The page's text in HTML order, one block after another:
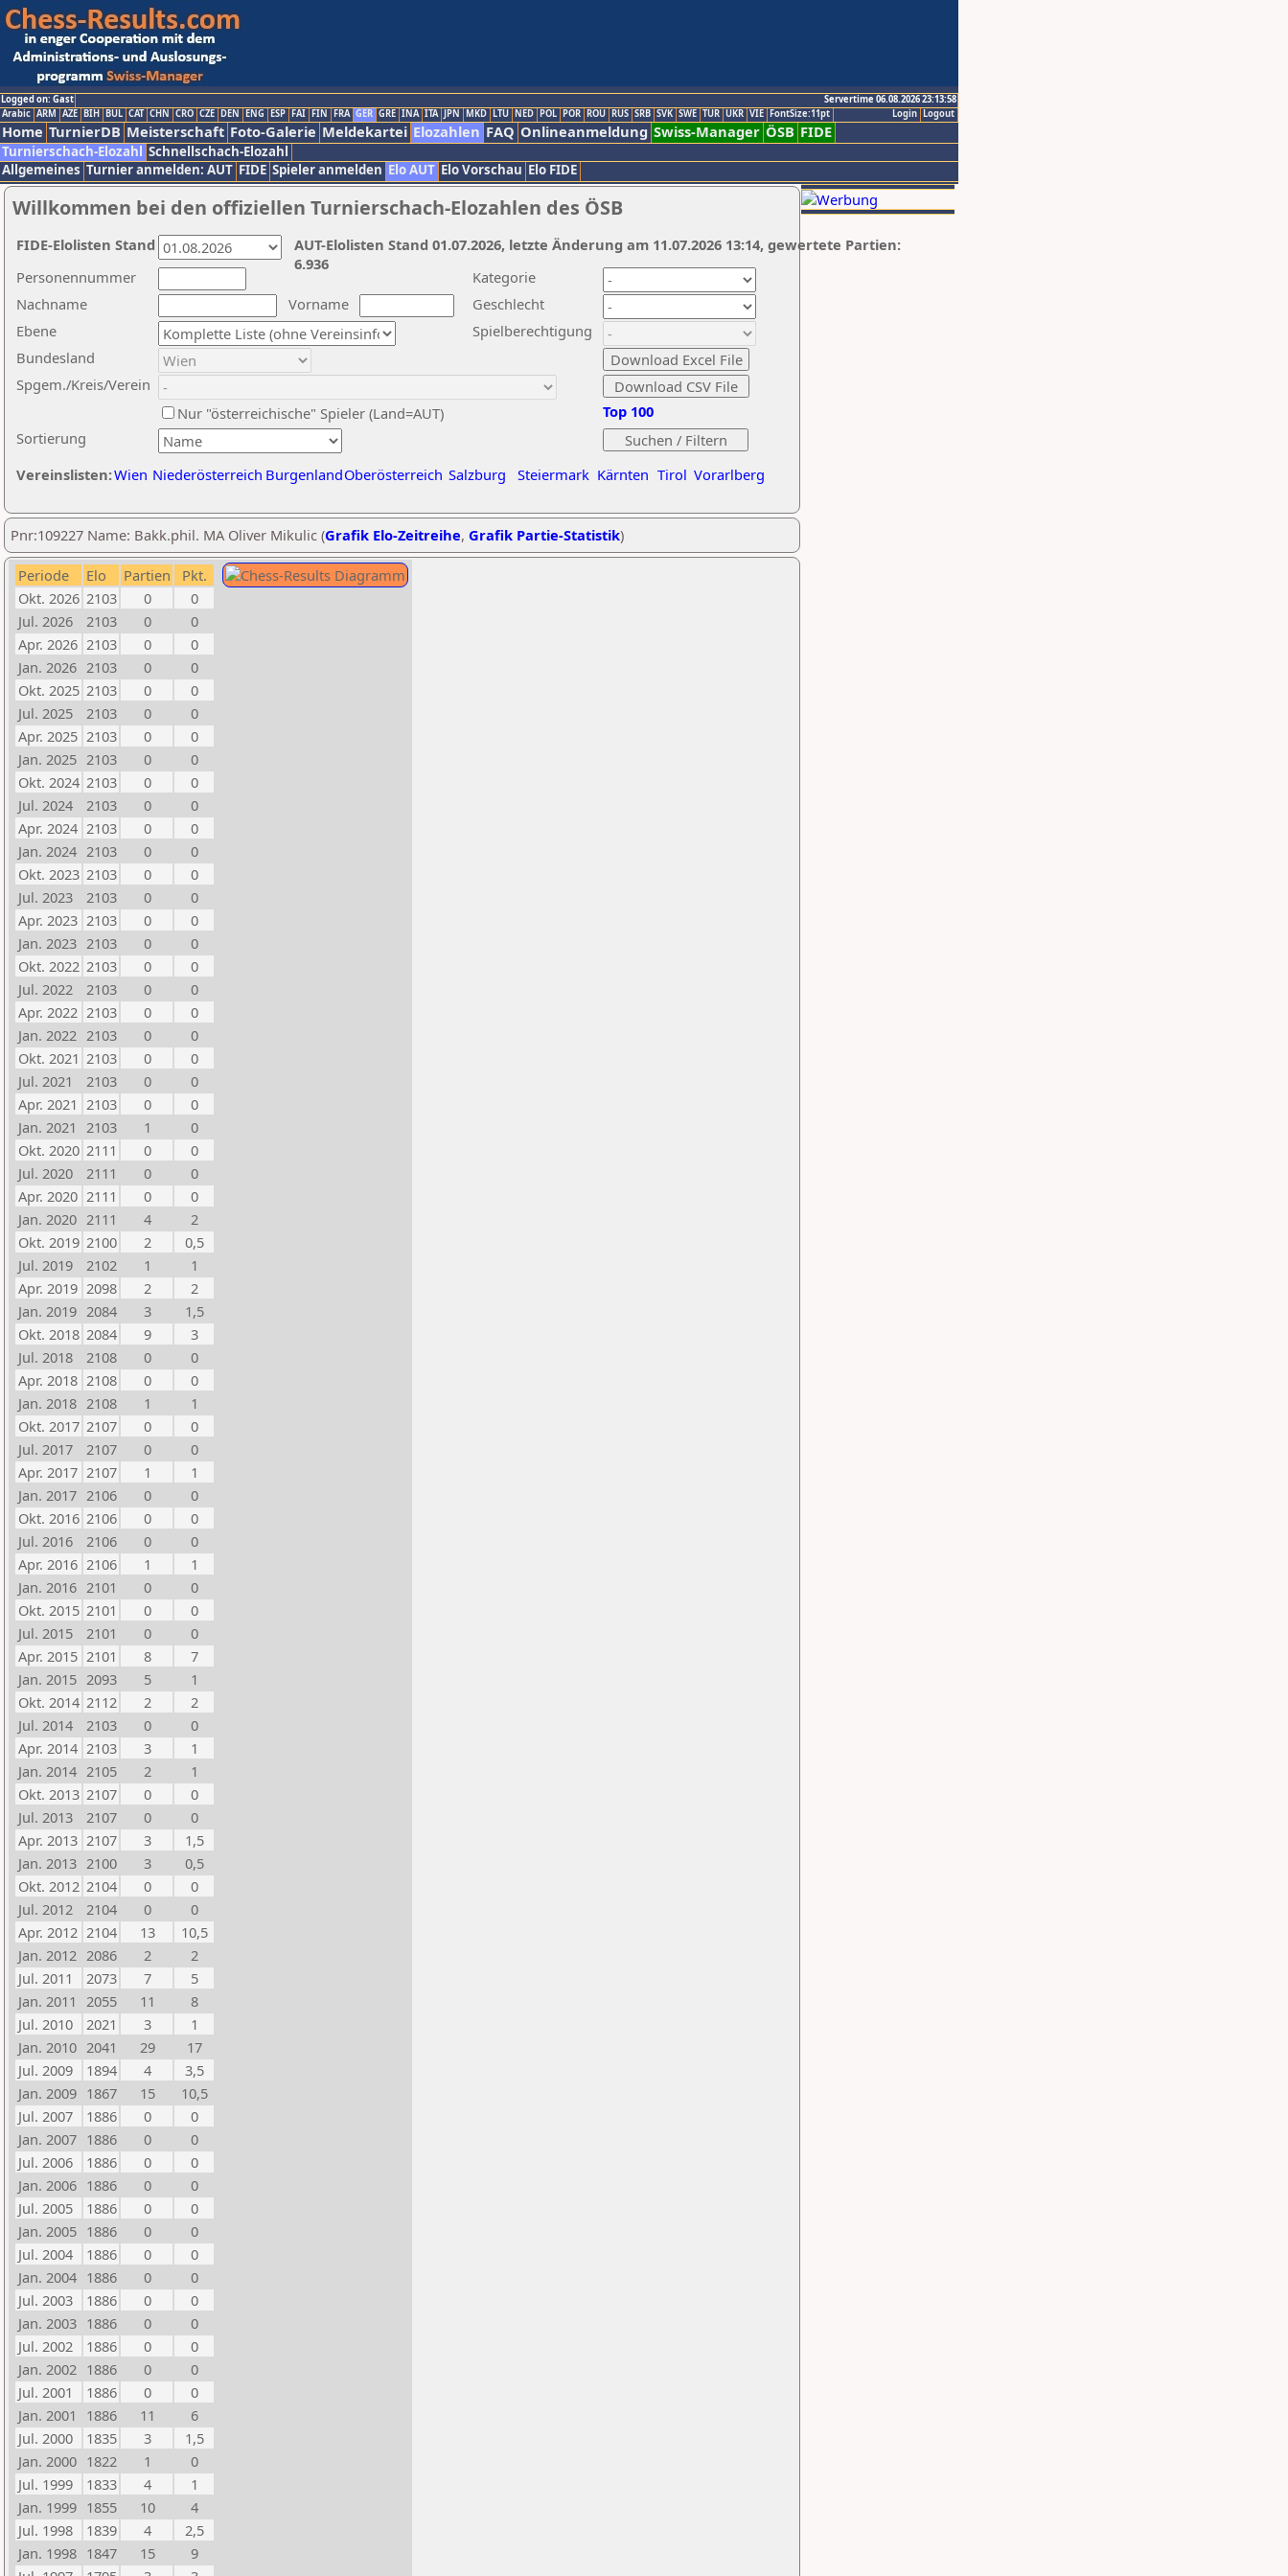
Logged on: Gast
Servertime 06.08.2026 23:13:58
Logout
Login
Arabic ARM AZE BIH BUL CAT CHN CRO CZE DEN ENG ESP FAI FIN FRA GER GRE INA ITA JPN MKD LTU NED POL POR ROU RUS SRB SVK SWE TUR UKR VIE FontSize:11pt
Home TurnierDB Meisterschaft Foto-Galerie Meldekartei Elozahlen FAQ Onlineanmeldung Swiss-Manager ÖSB FIDE
Turnierschach-Elozahl Schnellschach-Elozahl
Allgemeines Turnier anmelden: AUT FIDE Spieler anmelden Elo AUT Elo Vorschau Elo FIDE
Willkommen bei den offiziellen Turnierschach-Elozahlen des ÖSB
Nachname
Vorname
Ebene
Kategorie
Sortierung
Personennummer
Bundesland
Spgem./Kreis/Verein
Geschlecht
Nur "österreichische" Spieler (Land=AUT)
Spielberechtigung
Vereinslisten:Wien Niederösterreich BurgenlandOberösterreich Salzburg Steiermark Kärnten Tirol Vorarlberg
Top 100
AUT-Elolisten Stand 01.07.2026, letzte Änderung am 11.07.2026 13:14, gewertete Partien:
6.936
FIDE-Elolisten Stand
Pnr:109227 Name: Bakk.phil. MA Oliver Mikulic (Grafik Elo-Zeitreihe, Grafik Partie-Statistik)
Periode Elo Partien
Pkt.
Okt. 2026 2103 0
0
Jul. 2026
2103 0
0
Apr. 2026 2103 0
0
Jan. 2026 2103 0
0
Okt. 2025 2103 0
0
Jul. 2025
2103 0
0
Apr. 2025 2103 0
0
Jan. 2025 2103 0
0
Okt. 2024 2103 0
0
Jul. 2024
2103 0
0
Apr. 2024 2103 0
0
Jan. 2024 2103 0
0
Okt. 2023 2103 0
0
Jul. 2023
2103 0
0
Apr. 2023 2103 0
0
Jan. 2023 2103 0
0
Okt. 2022 2103 0
0
Jul. 2022
2103 0
0
Apr. 2022 2103 0
0
Jan. 2022 2103 0
0
Okt. 2021 2103 0
0
Jul. 2021
2103 0
0
Apr. 2021 2103 0
0
Jan. 2021 2103 1
0
Okt. 2020 2111 0
0
Jul. 2020
2111 0
0
Apr. 2020 2111 0
0
Jan. 2020 2111 4
2
Okt. 2019 2100 2
0,5
Jul. 2019
2102 1
1
Apr. 2019 2098 2
2
Jan. 2019 2084 3
1,5
Okt. 2018 2084 9
3
Jul. 2018
2108 0
0
Apr. 2018 2108 0
0
Jan. 2018 2108 1
1
Okt. 2017 2107 0
0
Jul. 2017
2107 0
0
Apr. 2017 2107 1
1
Jan. 2017 2106 0
0
Okt. 2016 2106 0
0
Jul. 2016
2106 0
0
Apr. 2016 2106 1
1
Jan. 2016 2101 0
0
Okt. 2015 2101 0
0
Jul. 2015
2101 0
0
Apr. 2015 2101 8
7
Jan. 2015 2093 5
1
Okt. 2014 2112 2
2
Jul. 2014
2103 0
0
Apr. 2014 2103 3
1
Jan. 2014 2105 2
1
Okt. 2013 2107 0
0
Jul. 2013
2107 0
0
Apr. 2013 2107 3
1,5
Jan. 2013 2100 3
0,5
Okt. 2012 2104 0
0
Jul. 2012
2104 0
0
Apr. 2012 2104 13
10,5
Jan. 2012 2086 2
2
Jul. 2011
2073 7
5
Jan. 2011 2055 11
8
Jul. 2010
2021 3
1
Jan. 2010 2041 29
17
Jul. 2009
1894 4
3,5
Jan. 2009 1867 15
10,5
Jul. 2007
1886 0
0
Jan. 2007 1886 0
0
Jul. 2006
1886 0
0
Jan. 2006 1886 0
0
Jul. 2005
1886 0
0
Jan. 2005 1886 0
0
Jul. 2004
1886 0
0
Jan. 2004 1886 0
0
Jul. 2003
1886 0
0
Jan. 2003 1886 0
0
Jul. 2002
1886 0
0
Jan. 2002 1886 0
0
Jul. 2001
1886 0
0
Jan. 2001
1886 11
6
Jul. 2000
1835 3
1,5
Jan. 2000 1822 1
0
Jul. 1999
1833 4
1
Jan. 1999 1855 10
4
Jul. 1998
1839 4
2,5
Jan. 1998 1847 15
9